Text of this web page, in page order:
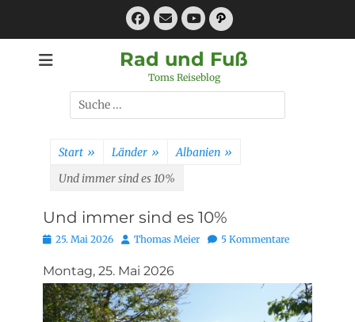
Facebook
E-
MailYouTube
Pfad
Rad und Fuß
Toms Reiseblog
Suchen
nach:
Start » Länder » Albanien »
Und immer sind es 10%
Und immer sind es 10%
Posted
25. Mai 2026 AutorThomas Meier 5 Kommentare
Montag, 25. Mai 2026